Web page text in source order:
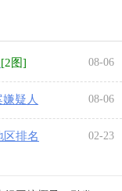
[2图] 08-06
疑人
08-06
区排名
02-23